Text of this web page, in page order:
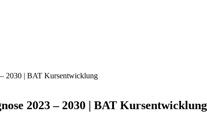
2030 | BAT Kursentwicklung
2023 – 2030 | BAT Kursentwicklung